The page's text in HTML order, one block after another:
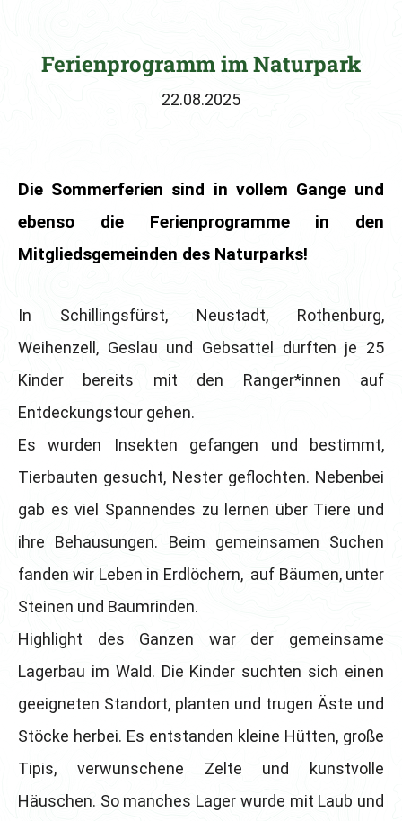
Ferienprogramm im Naturpark
22.08.2025
Die Sommerferien sind in vollem Gange und
ebenso die Ferienprogramme in den
Mitgliedsgemeinden des Naturparks!
In Schillingsfürst, Neustadt, Rothenburg,
Weihenzell, Geslau und Gebsattel durften je 25
Kinder bereits mit den Ranger*innen auf
Entdeckungstour gehen.
Es wurden Insekten gefangen und bestimmt,
Tierbauten gesucht, Nester geflochten. Nebenbei
gab es viel Spannendes zu lernen über Tiere und
ihre Behausungen. Beim gemeinsamen Suchen
fanden wir Leben in Erdlöchern, auf Bäumen, unter
Steinen und Baumrinden.
Highlight des Ganzen war der gemeinsame
Lagerbau im Wald. Die Kinder suchten sich einen
geeigneten Standort, planten und trugen Äste und
Stöcke herbei. Es entstanden kleine Hütten, große
Tipis, verwunschene Zelte und kunstvolle
Häuschen. So manches Lager wurde mit Laub und